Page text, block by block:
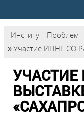
Институт
»Участие ИПНГ СО
УЧАСТИЕ